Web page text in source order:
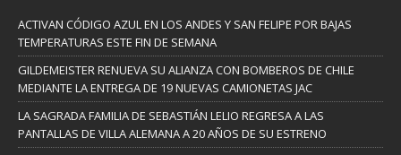
ACTIVAN CÓDIGO AZUL EN LOS ANDES Y SAN FELIPE POR BAJAS
TEMPERATURAS ESTE FIN DE SEMANA
GILDEMEISTER RENUEVA SU ALIANZA CON BOMBEROS DE CHILE
MEDIANTE LA ENTREGA DE 19 NUEVAS CAMIONETAS JAC
LA SAGRADA FAMILIA DE SEBASTIÁN LELIO REGRESA A LAS
PANTALLAS DE VILLA ALEMANA A 20 AÑOS DE SU ESTRENO